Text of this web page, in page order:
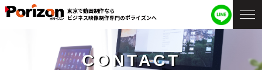
東京で動画制作なら
ビジネス映像制作専門のポライズンへ
CONTACT